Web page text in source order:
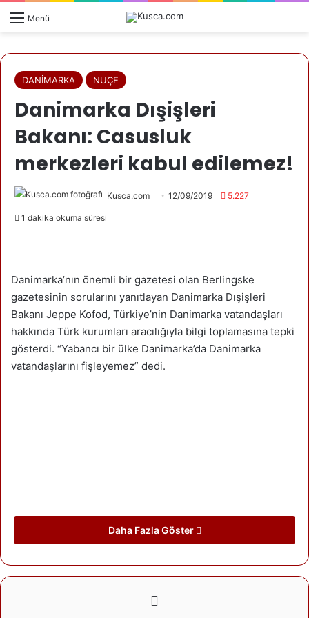
Menü
DANİMARKA NUÇE
Danimarka Dışişleri
Bakanı: Casusluk
merkezleri kabul edilemez!
Kusca.com 12/09/2019 5.227
1 dakika okuma süresi
Danimarka’nın önemli bir gazetesi olan Berlingske
gazetesinin sorularını yanıtlayan Danimarka Dışişleri
Bakanı Jeppe Kofod, Türkiye’nin Danimarka vatandaşları
hakkında Türk kurumları aracılığıyla bilgi toplamasına tepki
gösterdi. “Yabancı bir ülke Danimarka’da Danimarka
vatandaşlarını fişleyemez” dedi.
Daha Fazla Göster